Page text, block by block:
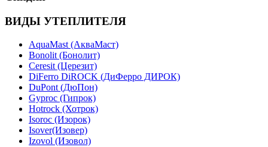
ВИДЫ УТЕПЛИТЕЛЯ
AquaMast (АкваМаст)
Bonolit (Бонолит)
Ceresit (Церезит)
DiFerro DiROCK (ДиФерро ДИРОК)
DuPont (ДюПон)
Gyproc (Гипрок)
Hotrock (Хотрок)
Isoroc (Изорок)
Isover(Изовер)
Izovol (Изовол)